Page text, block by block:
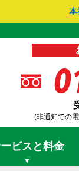
(非通知での
ビスと料金
▼